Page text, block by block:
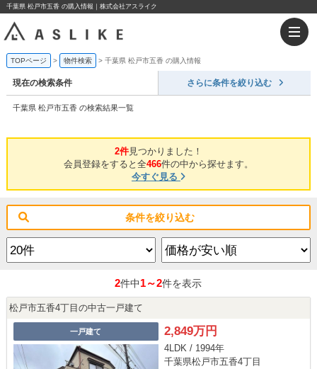
千葉県 松戸市五香 の購入情報｜株式会社アスライク
TOPページ 物件検索 千葉県 松戸市五香 の購入情報
現在の検索条件 さらに条件を絞り込む
千葉県 松戸市五香 の検索結果一覧
2件見つかりました！
会員登録をすると全466件の中から探せます。
今すぐ見る
条件を絞り込む
2件中1～2件を表示
松戸市五香4丁目の中古一戸建て
一戸建て 2,849万円
4LDK / 1994年
千葉県松戸市五香4丁目